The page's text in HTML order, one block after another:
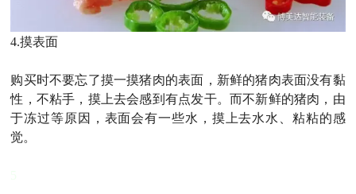
4.摸表面
购买时不要忘了摸一摸猪肉的表面，新鲜的猪肉表面没有黏
性，不粘手，摸上去会感到有点发干。而不新鲜的猪肉，由
于冻过等原因，表面会有一些水，摸上去水水、粘粘的感
觉。